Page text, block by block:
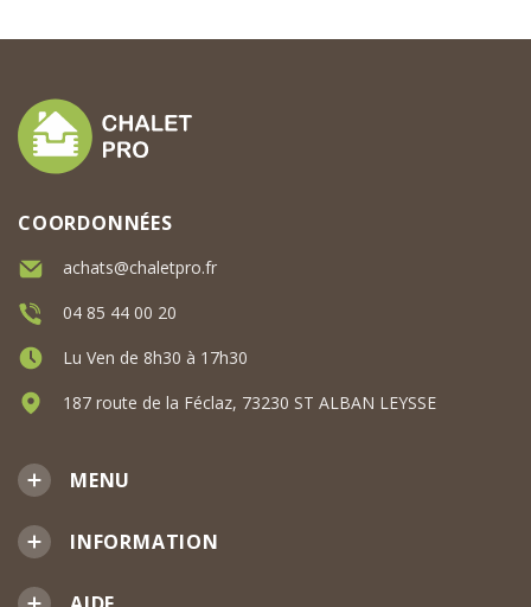
MENU
INFORMATION
COORDONNÉES
achats@chaletpro.fr
04 85 44 00 20
Lu Ven de 8h30 à 17h30
187 route de la Féclaz, 73230 ST ALBAN LEYSSE